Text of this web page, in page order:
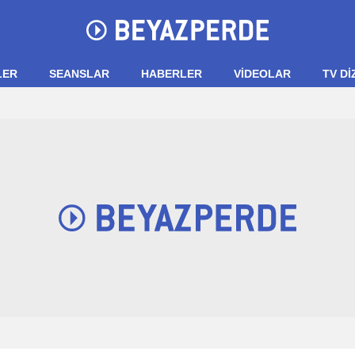
SEANSLAR HABERLER VIDEOLAR TV